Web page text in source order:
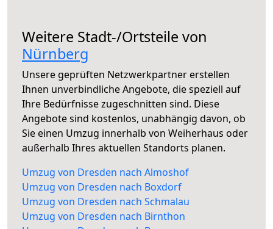
Weitere Stadt-/Ortsteile von
Nürnberg
Unsere geprüften Netzwerkpartner erstellen
Ihnen unverbindliche Angebote, die speziell auf
Ihre Bedürfnisse zugeschnitten sind. Diese
Angebote sind kostenlos, unabhängig davon, ob
Sie einen Umzug innerhalb von Weiherhaus oder
außerhalb Ihres aktuellen Standorts planen.
Umzug von Dresden nach Almoshof
Umzug von Dresden nach Boxdorf
Umzug von Dresden nach Schmalau
Umzug von Dresden nach Birnthon